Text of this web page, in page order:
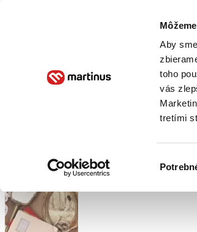
Aby
toho
vás
tretími
súhlasu
Poukážky